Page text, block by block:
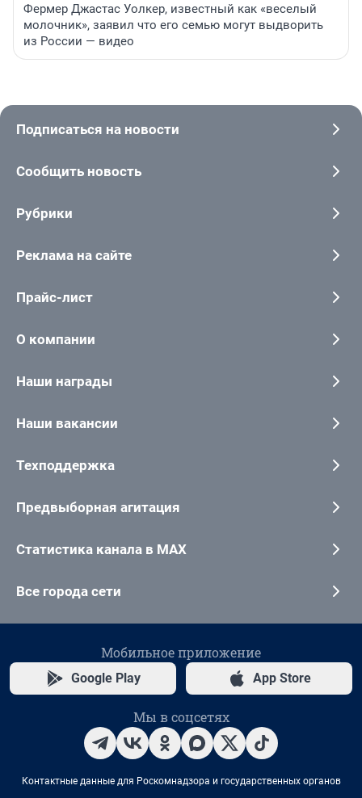
Фермер Джастас Уолкер, известный как «веселый
молочник», заявил что его семью могут выдворить
из России — видео
Подписаться на новости
Сообщить новость
Рубрики
Реклама на сайте
Прайс-лист
О компании
Наши награды
Наши вакансии
Техподдержка
Предвыборная агитация
Статистика канала в MAX
Все города сети
Мобильное приложение
Google Play App Store
Мы в соцсетях
Контактные данные для Роскомнадзора и государственных органов